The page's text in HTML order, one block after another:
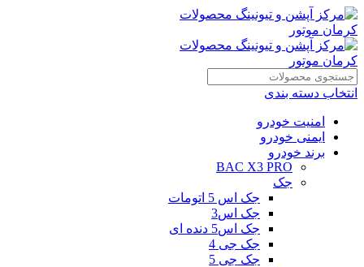
انتخاب دسته بندی
امنیت خودرو
ایمنی خودرو
برند خودرو
BAC X3 PRO
جک
جک اس 5 اتومات
جک اس3
جک اس5 دنده ای
جک جی 4
جک جی 5